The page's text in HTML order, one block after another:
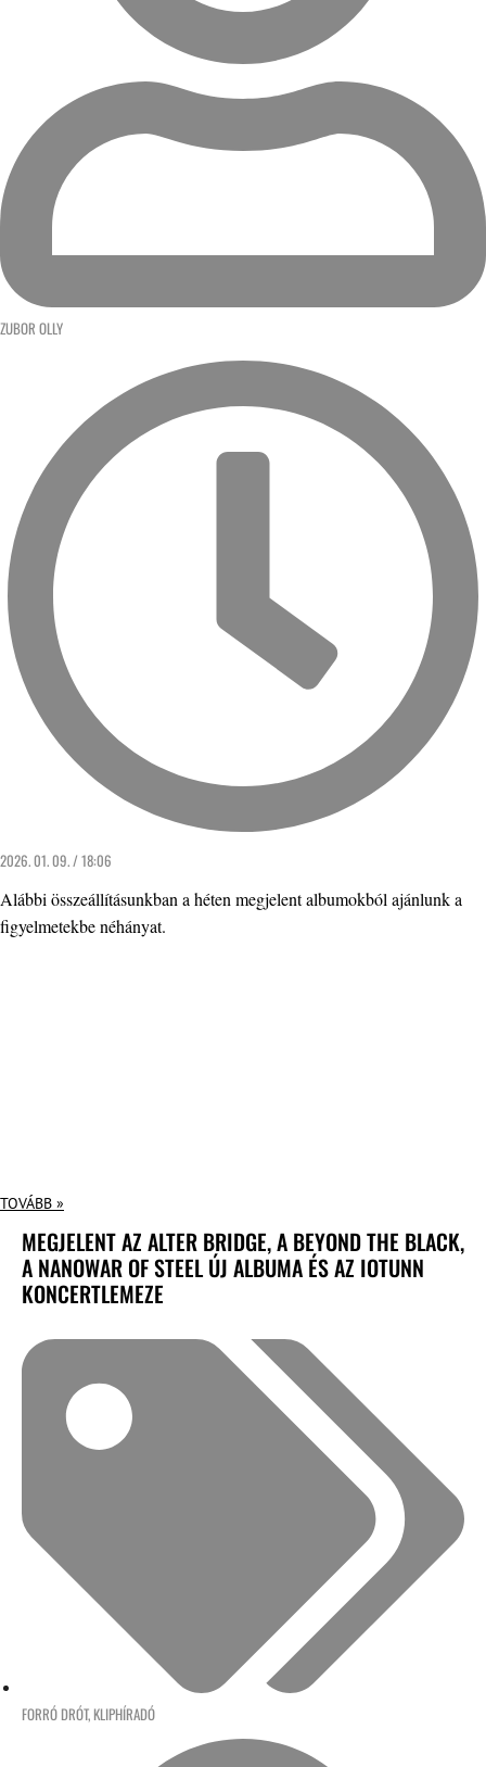
ZUBOR OLLY
2026. 01. 09. / 18:06
Alábbi összeállításunkban a héten megjelent albumokból ajánlunk a
figyelmetekbe néhányat.
TOVÁBB »
MEGJELENT AZ ALTER BRIDGE, A BEYOND THE BLACK,
A NANOWAR OF STEEL ÚJ ALBUMA ÉS AZ IOTUNN
KONCERTLEMEZE
FORRÓ DRÓT, KLIPHÍRADÓ